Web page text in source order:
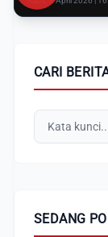
CARI
SEDANG